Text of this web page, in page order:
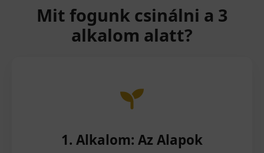
Mit fogunk csinálni a 3
alkalom alatt?
1. Alkalom: Az Alapok